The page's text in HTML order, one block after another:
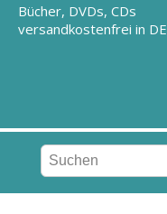
Bücher, DVDs, CDs
versandkostenfrei in DE